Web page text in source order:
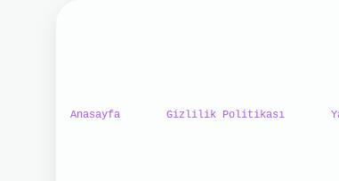
Anasayfa Gizlilik Politikası